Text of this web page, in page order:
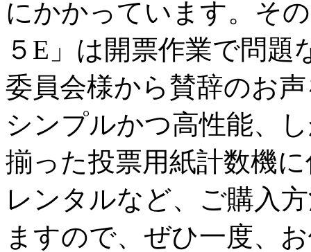
にかかっています。そ
５E」は開票作業で問
委員会様から賛辞のお
シンプルかつ高性能、
揃った投票用紙計数機
レンタルなど、ご購入
ますので、ぜひ一度、